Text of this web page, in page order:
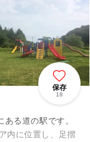
保存
18
る道の駅です。
内に位置し、足摺